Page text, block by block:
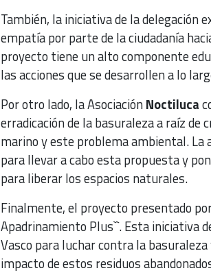
También, la iniciativa de la delegación
empatía por parte de la ciudadanía
proyecto tiene un alto componente
las acciones que se desarrollen a lo
Por otro lado, la AsociaciónNoctiluca
erradicación de la basuraleza a raíz
marino y este problema ambiental. La
para llevar a cabo esta propuesta y
para liberar los espacios naturales.
Finalmente, el proyecto presentado
Apadrinamiento Plus``. Esta iniciativa
Vasco para luchar contra la basuraleza
impacto de estos residuos